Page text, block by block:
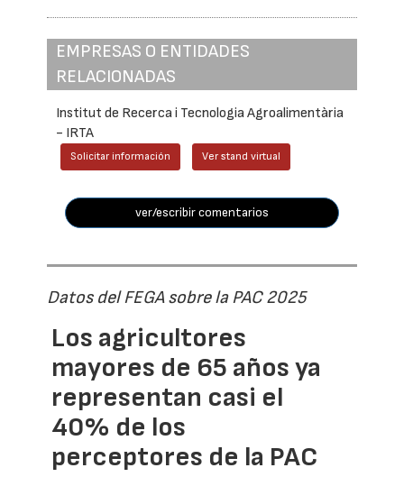
EMPRESAS O ENTIDADES
RELACIONADAS
Institut de Recerca i Tecnologia Agroalimentària
- IRTA
Solicitar información Ver stand virtual
ver/escribir comentarios
Datos del FEGA sobre la PAC 2025
Los agricultores
mayores de 65 años ya
representan casi el
40% de los
perceptores de la PAC